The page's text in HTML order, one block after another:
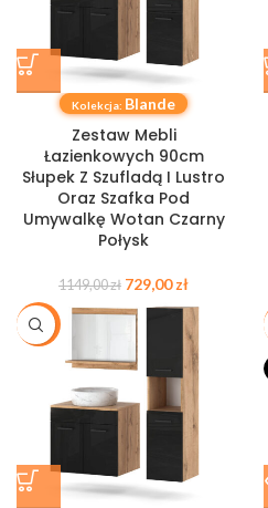
Kolekcja: Blande
Zestaw Mebli
Łazienkowych 90cm
Słupek Z Szufladą I Lustro
Oraz Szafka Pod
Umywalkę Wotan Czarny
Połysk
1149,00zł 729,00zł
-31%